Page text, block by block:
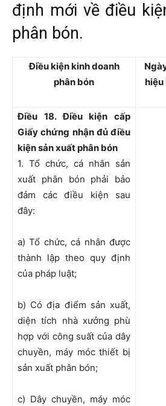
định mới về điều
phân bón.
Điều kiện kinh doanh
phân bón
hiệu
Điều 18. Điều kiện cấp
Giấy chứng nhận đủ điều
kiện sản xuất phân bón
1. Tổ chức, cá nhân sản
xuất phân bón phải bảo
đảm các điều kiện sau
đây:
a) Tổ chức, cá nhân được
thành lập theo quy định
của pháp luật;
b) Có địa điểm sản xuất,
diện tích nhà xưởng phù
hợp với công suất của dây
chuyền, máy móc thiết bị
sản xuất phân bón;
c) Dây chuyền, máy móc